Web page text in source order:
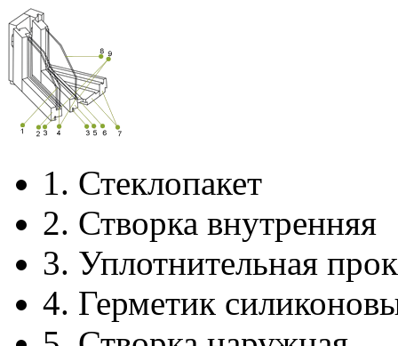
1. Стеклопакет
2. Створка внутренняя
3. Уплотнительная
4. Герметик